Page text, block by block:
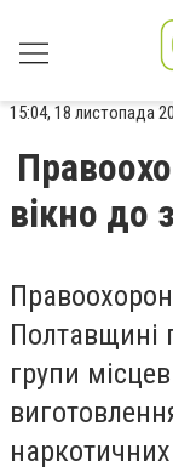
15:04, 18 листопада
вікно до
Полтавщині
групи
наркотичних